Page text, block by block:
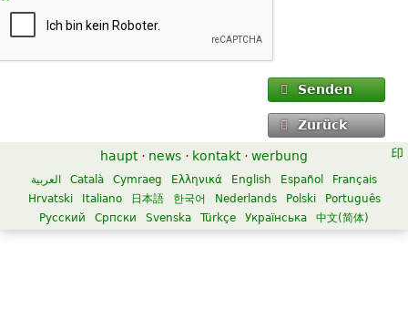
Senden
Zurück
haupt · news · kontakt · werbung
العربية Català Cymraeg Ελληνικά English Español
Français
Hrvatski
Italiano 日本語 한국어 Nederlands Polski
Português
Русский
Српски Svenska Türkçe Українська 中文(简体)